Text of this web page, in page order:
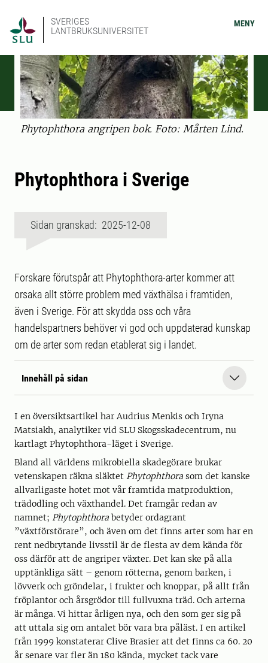
SVERIGES
LANTBRUKSUNIVERSITET
MENY
Phytophthora angripen bok. Foto: Mårten Lind.
Phytophthora i Sverige
Sidan granskad: 2025-12-08
Forskare förutspår att Phytophthora-arter kommer att
orsaka allt större problem med växthälsa i framtiden,
även i Sverige. För att skydda oss och våra
handelspartners behöver vi god och uppdaterad kunskap
om de arter som redan etablerat sig i landet.
Innehåll på sidan
I en översiktsartikel har Audrius Menkis och Iryna
Matsiakh, analytiker vid SLU Skogsskadecentrum, nu
kartlagt Phytophthora-läget i Sverige.
Bland all världens mikrobiella skadegörare brukar
vetenskapen räkna släktet Phytophthora som det kanske
allvarligaste hotet mot vår framtida matproduktion,
trädodling och växthandel. Det framgår redan av
namnet; Phytophthora betyder ordagrant
”växtförstörare”, och även om det finns arter som har en
rent nedbrytande livsstil är de flesta av dem kända för
oss därför att de angriper växter. Det kan ske på alla
upptänkliga sätt – genom rötterna, genom barken, i
lövverk och gröndelar, i frukter och knoppar, på allt från
fröplantor och årsgrödor till fullvuxna träd. Och arterna
är många. Vi hittar årligen nya, och den som ger sig på
att uttala sig om antalet bör vara bra påläst. I en artikel
från 1999 konstaterar Clive Brasier att det finns ca 60. 20
år senare var fler än 180 kända, mycket tack vare